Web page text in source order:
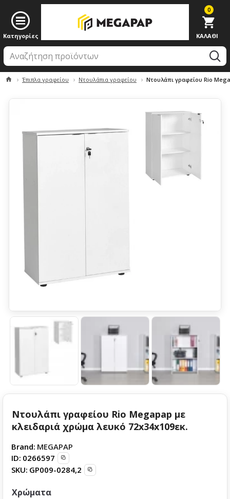
0
Έπιπλα γραφείου Ντουλάπια γραφείου Ντουλάπι γραφείου Rio
Ντουλάπι γραφείου Rio Megapap με
κλειδαριά χρώμα λευκό 72x34x109εκ.
Brand: MEGAPAP
ID: 0266597
SKU: GP009-0284,2
Χρώματα